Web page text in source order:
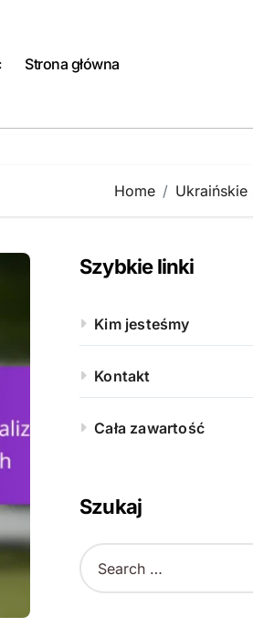
Strona główna
Home
Szybkie linki
Kim jesteśmy
Kontakt
Cała zawartość
Szukaj
S
e